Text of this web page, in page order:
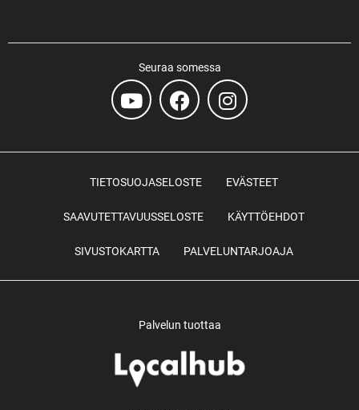
Seuraa somessa
TIETOSUOJASELOSTE EVÄSTEET
SAAVUTETTAVUUSSELOSTE KÄYTTÖEHDOT
SIVUSTOKARTTA PALVELUNTARJOAJA
Palvelun tuottaa